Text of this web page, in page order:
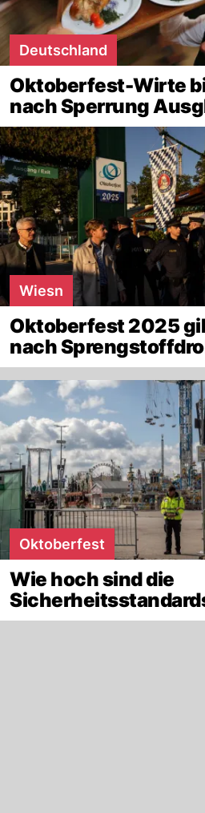
Deutschland
Oktoberfest-Wirte
nach Sperrung
Wiesn
Oktoberfest 2025
nach
Oktoberfest
Wie hoch sind die